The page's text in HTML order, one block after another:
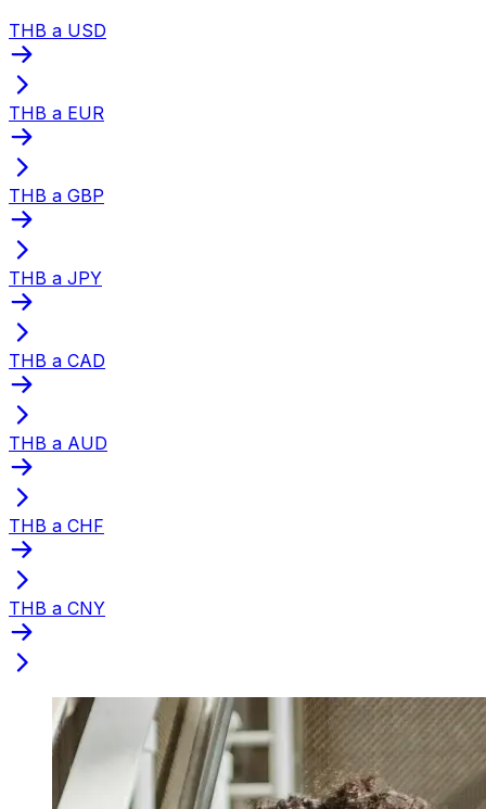
THB a USD
THB a EUR
THB a GBP
THB a JPY
THB a CAD
THB a AUD
THB a CHF
THB a CNY